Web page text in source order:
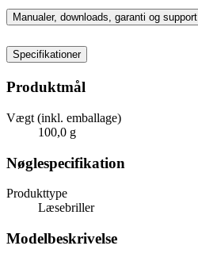
Manualer, downloads, garanti og support
Specifikationer
Produktmål
Vægt (inkl. emballage)
100,0 g
Nøglespecifikation
Produkttype
Læsebriller
Modelbeskrivelse